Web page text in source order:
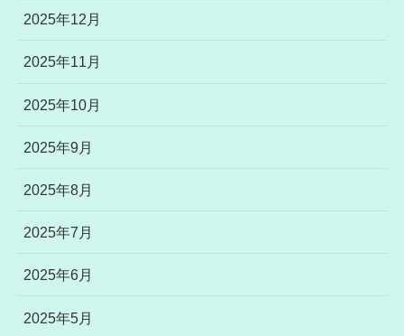
2025年12月
2025年11月
2025年10月
2025年9月
2025年8月
2025年7月
2025年6月
2025年5月